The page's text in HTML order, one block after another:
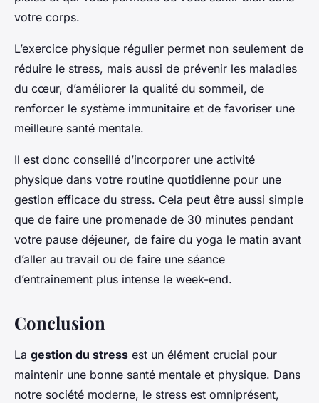
votre corps.
L’exercice physique régulier permet non seulement de
réduire le stress, mais aussi de prévenir les maladies
du cœur, d’améliorer la qualité du sommeil, de
renforcer le système immunitaire et de favoriser une
meilleure santé mentale.
Il est donc conseillé d’incorporer une activité
physique dans votre routine quotidienne pour une
gestion efficace du stress. Cela peut être aussi simple
que de faire une promenade de 30 minutes pendant
votre pause déjeuner, de faire du yoga le matin avant
d’aller au travail ou de faire une séance
d’entraînement plus intense le week-end.
Conclusion
La gestion du stress est un élément crucial pour
maintenir une bonne santé mentale et physique. Dans
notre société moderne, le stress est omniprésent,